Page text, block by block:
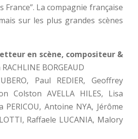
France”. La compagnie française
sur les plus grandes scènes
en scène, compositeur &
BORGEAUD
Paul REDIER, Geoffrey
Colston AVELLA HILES, Lisa
PERICOU, Antoine NYA, Jérôme
Raffaele LUCANIA, Malory